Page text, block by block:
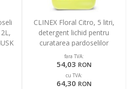
CLINEX Floral Citro, 5 litri,
detergent lichid pentru
curatarea pardoselilor
fara TVA:
54,03 RON
cu TVA:
64,30 RON